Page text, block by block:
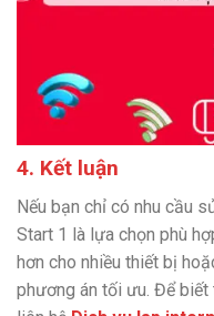
4. Kết luận
Nếu bạn chỉ có nhu cầu
Start 1 là lựa chọn phù
hơn cho nhiều thiết bị
phương án tối ưu. Để